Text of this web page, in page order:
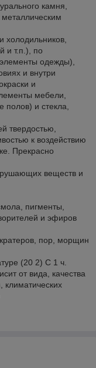
камня,
холодильников,
и т.п.), по
одежды),
и внутри
и
мебели,
и стекла,
твердостью,
к воздействию
Прекрасно
веществ и
пигменты,
и эфиров
пор, морщин
(20 2) C 1 ч.
от вида, качества
климатических